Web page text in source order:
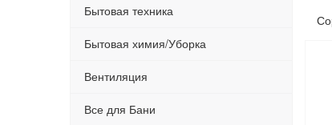
Бытовая техника
Бытовая химия/Уборка
Вентиляция
Все для Бани